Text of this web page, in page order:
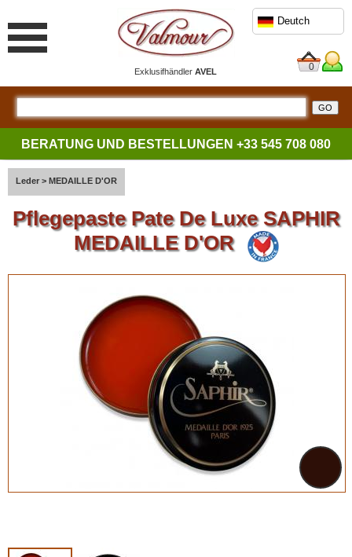
ExklusifhändlerAVEL
Deutch
0
BERATUNG UND BESTELLUNGEN +33 545 708 080
Leder > MEDAILLE D'OR
Pflegepaste Pate De Luxe SAPHIR
MEDAILLE D'OR